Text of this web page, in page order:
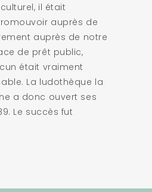
il était
auprès de
auprès de notre
de prêt public,
était vraiment
La ludothèque la
a donc ouvert ses
Le succès fut